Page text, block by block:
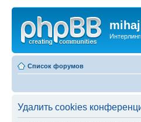
Список форумов
Удалить cookies